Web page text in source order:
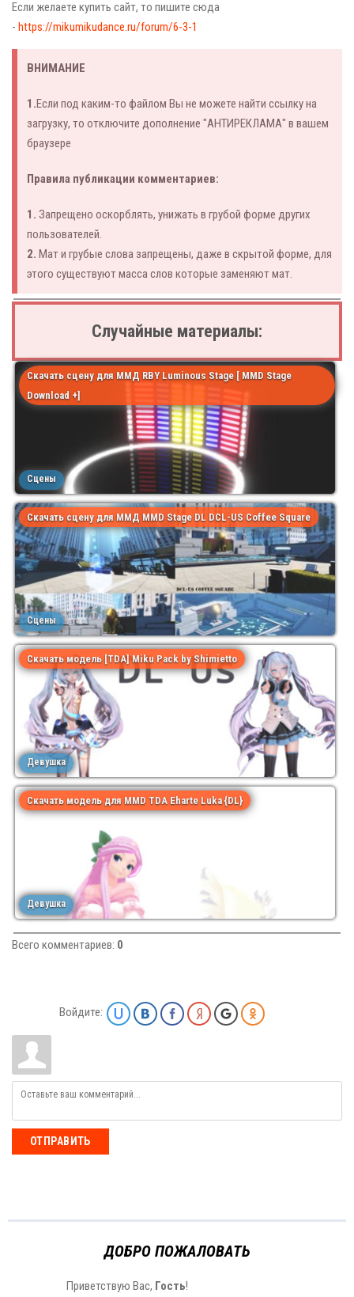
Если желаете купить сайт, то пишите сюда
- https://mikumikudance.ru/forum/6-3-1
ВНИМАНИЕ
1.Если под каким-то файлом Вы не можете найти ссылку на
загрузку, то отключите дополнение "АНТИРЕКЛАМА" в вашем
браузере
Правила публикации комментариев:
1. Запрещено оскорблять, унижать в грубой форме других
пользователей.
2. Мат и грубые слова запрещены, даже в скрытой форме, для
этого существуют масса слов которые заменяют мат.
Случайные материалы:
Скачать сцену для ММД RBY Luminous Stage [ MMD Stage
Download +]
Сцены
Скачать сцену для ММД MMD Stage DL DCL-US Coffee Square
Сцены
Скачать модель [TDA] Miku Pack by Shimietto
Девушка
Скачать модель для MMD TDA Eharte Luka {DL}
Девушка
Всего комментариев: 0
Войдите:
ОТПРАВИТЬ
ДОБРО ПОЖАЛОВАТЬ
Приветствую Вас, Гость!